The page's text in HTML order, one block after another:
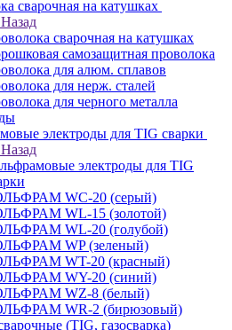
сварочная на катушках
Назад
сварочная на катушках
самозащитная проволока
для алюм. сплавов
для нерж. сталей
для черного металла
электроды для TIG сварки
Назад
электроды для TIG
WC-20 (серый)
WL-15 (золотой)
WL-20 (голубой)
WP (зеленый)
WT-20 (красный)
WY-20 (синий)
WZ-8 (белый)
WR-2 (бирюзовый)
(TIG, газосварка)